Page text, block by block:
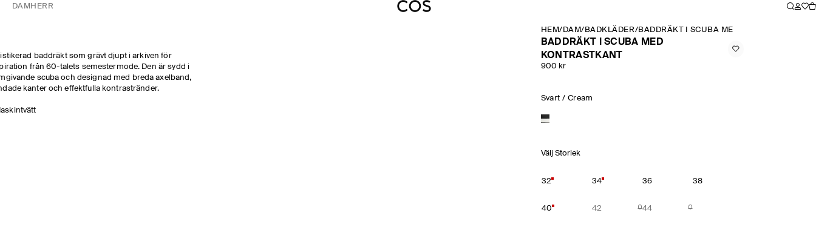
DAM HERR
baddräkt som grävt djupt i arkiven för
från 60-talets semestermode. Den är sydd i
scuba och designad med breda axelband,
kanter och effektfulla kontrastränder.
HEM/ DAM/ BADKLÄDER/BADDRÄKT I SCUBA MED KONTRASTKANT
BADDRÄKT I SCUBA MED
KONTRASTKANT
900 kr
Svart / Cream
Välj Storlek
32 34 36 38
40 42 44